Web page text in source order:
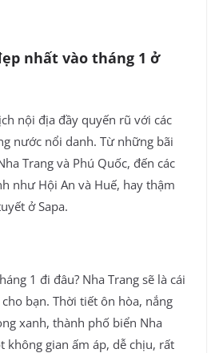
nhất vào tháng 1 ở
nội địa đầy quyến rũ với các
nước nổi danh. Từ những bãi
Trang và Phú Quốc, đến các
như Hội An và Huế, hay thậm
ở Sapa.
1 đi đâu? Nha Trang sẽ là cái
bạn. Thời tiết ôn hòa, nắng
xanh, thành phố biển Nha
không gian ấm áp, dễ chịu, rất